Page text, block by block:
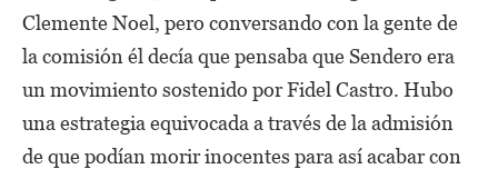
Clemente Noel, pero conversando con la gente de
la comisión él decía que pensaba que Sendero era
un movimiento sostenido por Fidel Castro. Hubo
una estrategia equivocada a través de la admisión
de que podían morir inocentes para así acabar con